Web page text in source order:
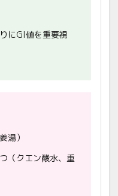
にGI値を重要視
湯）
（クエン酸水、重